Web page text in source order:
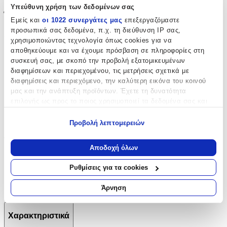
Υπεύθυνη χρήση των δεδομένων σας
Εμείς και οι 1022 συνεργάτες μας επεξεργαζόμαστε
προσωπικά σας δεδομένα, π.χ. τη διεύθυνση IP σας,
χρησιμοποιώντας τεχνολογία όπως cookies για να
αποθηκεύουμε και να έχουμε πρόσβαση σε πληροφορίες στη
συσκευή σας, με σκοπό την προβολή εξατομικευμένων
διαφημίσεων και περιεχομένου, τις μετρήσεις σχετικά με
διαφημίσεις και περιεχόμενο, την καλύτερη εικόνα του κοινού
μας και την ανάπτυξη προϊόντων. Έχετε τη δυνατότητα
Να συλλέξουμε πληροφορίες σχετικά με τη γεωγραφική
σας τοποθεσία, οι οποίες μπορεί να είναι ακριβείς σε
απόσταση μερικών μέτρων
Να αναγνωρίσουμε τη συσκευή σας σαρώνοντας ενεργά
για συγκεκριμένα χαρακτηριστικά (δακτυλικό αποτύπωμα)
Μάθετε περισσότερα σχετικά με τον τρόπο επεξεργασίας των
προσωπικών σας δεδομένων και καθορίστε τις προτιμήσεις σας
στηνενότητα “Λεπτομέρειες”
Προβολή λεπτομερειών
Αποδοχή όλων
Ρυθμίσεις για τα cookies
Άρνηση
Έξτρα Χαρακτηριστικά
Αφρώδες:
Όχι
Βινυλίου:
Όχι
Φωσφοριζέ:
Όχι
3D
Χαρακτηριστικά